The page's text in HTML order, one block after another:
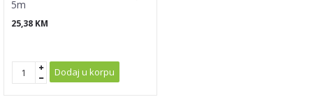
5m
25,38 KM
Dodaj u korpu